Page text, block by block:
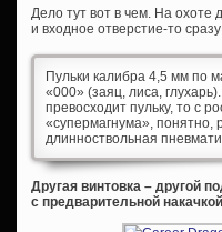
Дело тут вот в чем. На
и входное отверстие-то
Пульки калибра 4,5 мм по
«000» (заяц, лиса,
превосходит пульку, то с
«супермагнума», понятно,
длинноствольная
Другая винтовка – другой
с предварительной